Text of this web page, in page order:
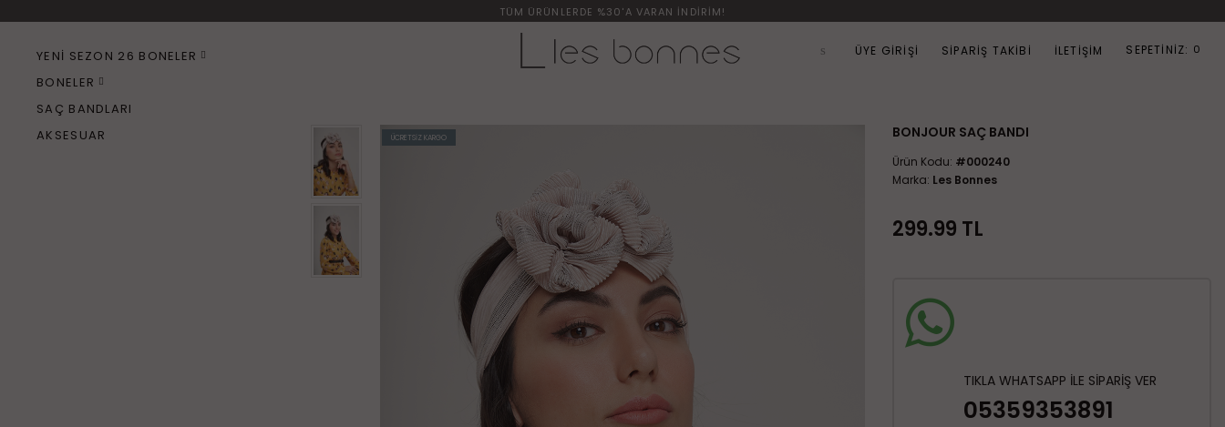
TÜM ÜRÜNLERDE %30'A VARAN İNDİRİM!
ÜYE GIRIŞI SIPARIŞ TAKIBI İLETIŞIM SEPETİNİZ: 0
YENI SEZON 26 BONELER
BONELER
SAÇ BANDLARI
AKSESUAR
ÜCRETSİZ KARGO BONJOUR SAÇ BANDI
Ürün Kodu: #000240
Marka: Les Bonnes
299.99 TL
TIKLA WHATSAPP İLE SİPARİŞ VER
05359353891